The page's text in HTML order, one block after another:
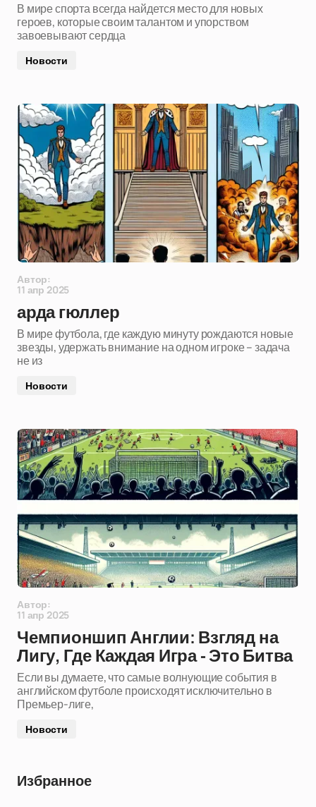
В мире спорта всегда найдется место для новых
героев, которые своим талантом и упорством
завоевывают сердца
Новости
Автор:
11 апр 2025
арда гюллер
В мире футбола, где каждую минуту рождаются новые
звезды, удержать внимание на одном игроке – задача
не из
Новости
Автор:
11 апр 2025
Чемпионшип Англии: Взгляд на
Лигу, Где Каждая Игра - Это Битва
Если вы думаете, что самые волнующие события в
английском футболе происходят исключительно в
Премьер-лиге,
Новости
Избранное